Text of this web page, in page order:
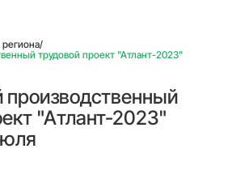
/
трудовой проект "Атлант-2023"
"Атлант-2023"